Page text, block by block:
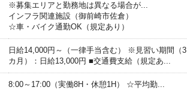
※募集エリアと勤務地は異なる場合が...
インフラ関連施設（御前崎市佐倉）
☆車・バイク通勤OK（規定あり）
日給14,000円～（一律手当含む） ※見習い期間（3
カ月）：日給13,000円 ■交通費支給（規定あ...
8:00～17:00（実働8H・休憩1H） ☆平均勤...